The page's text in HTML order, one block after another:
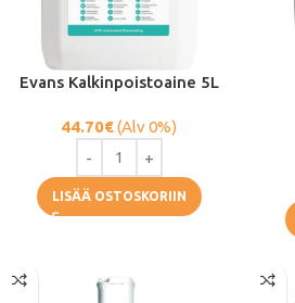
Evans Kalkinpoistoaine 5L
44.70€(Alv 0%)
LISÄÄ OSTOSKORIIN